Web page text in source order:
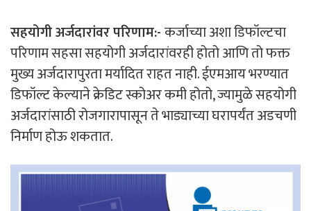
सहयोगी अर्जदारांवर परिणाम:-कर्जाच्या अशा डिफॉल्टचा
परिणाम सहसा सहयोगी अर्जदारांवरही होतो आणि तो फक्त
मुख्य अर्जदारापुरता मर्यादित राहत नाही. ईएमआय भरण्यात
डिफॉल्ट केल्याने क्रेडिट स्कोअर कमी होतो, ज्यामुळे सहयोगी
अर्जदारांसाठी रोजगारापासून ते भाड्याच्या घरापर्यंत अडचणी
निर्माण होऊ शकतात.